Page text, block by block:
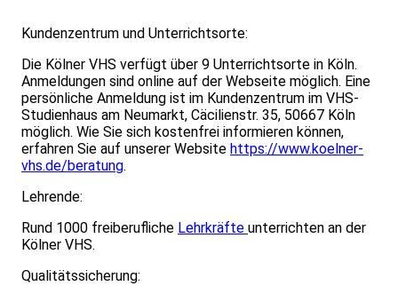
Kundenzentrum und Unterrichtsorte:
Die Kölner VHS verfügt über 9 Unterrichtsorte in Köln.
Anmeldungen sind online auf der Webseite möglich. Eine
persönliche Anmeldung ist im Kundenzentrum im VHS-
Studienhaus am Neumarkt, Cäcilienstr. 35, 50667 Köln
möglich. Wie Sie sich kostenfrei informieren können,
erfahren Sie auf unserer Website https://www.koelner-
vhs.de/beratung.
Lehrende:
Rund 1000 freiberufliche Lehrkräfte unterrichten an der
Kölner VHS.
Qualitätssicherung: